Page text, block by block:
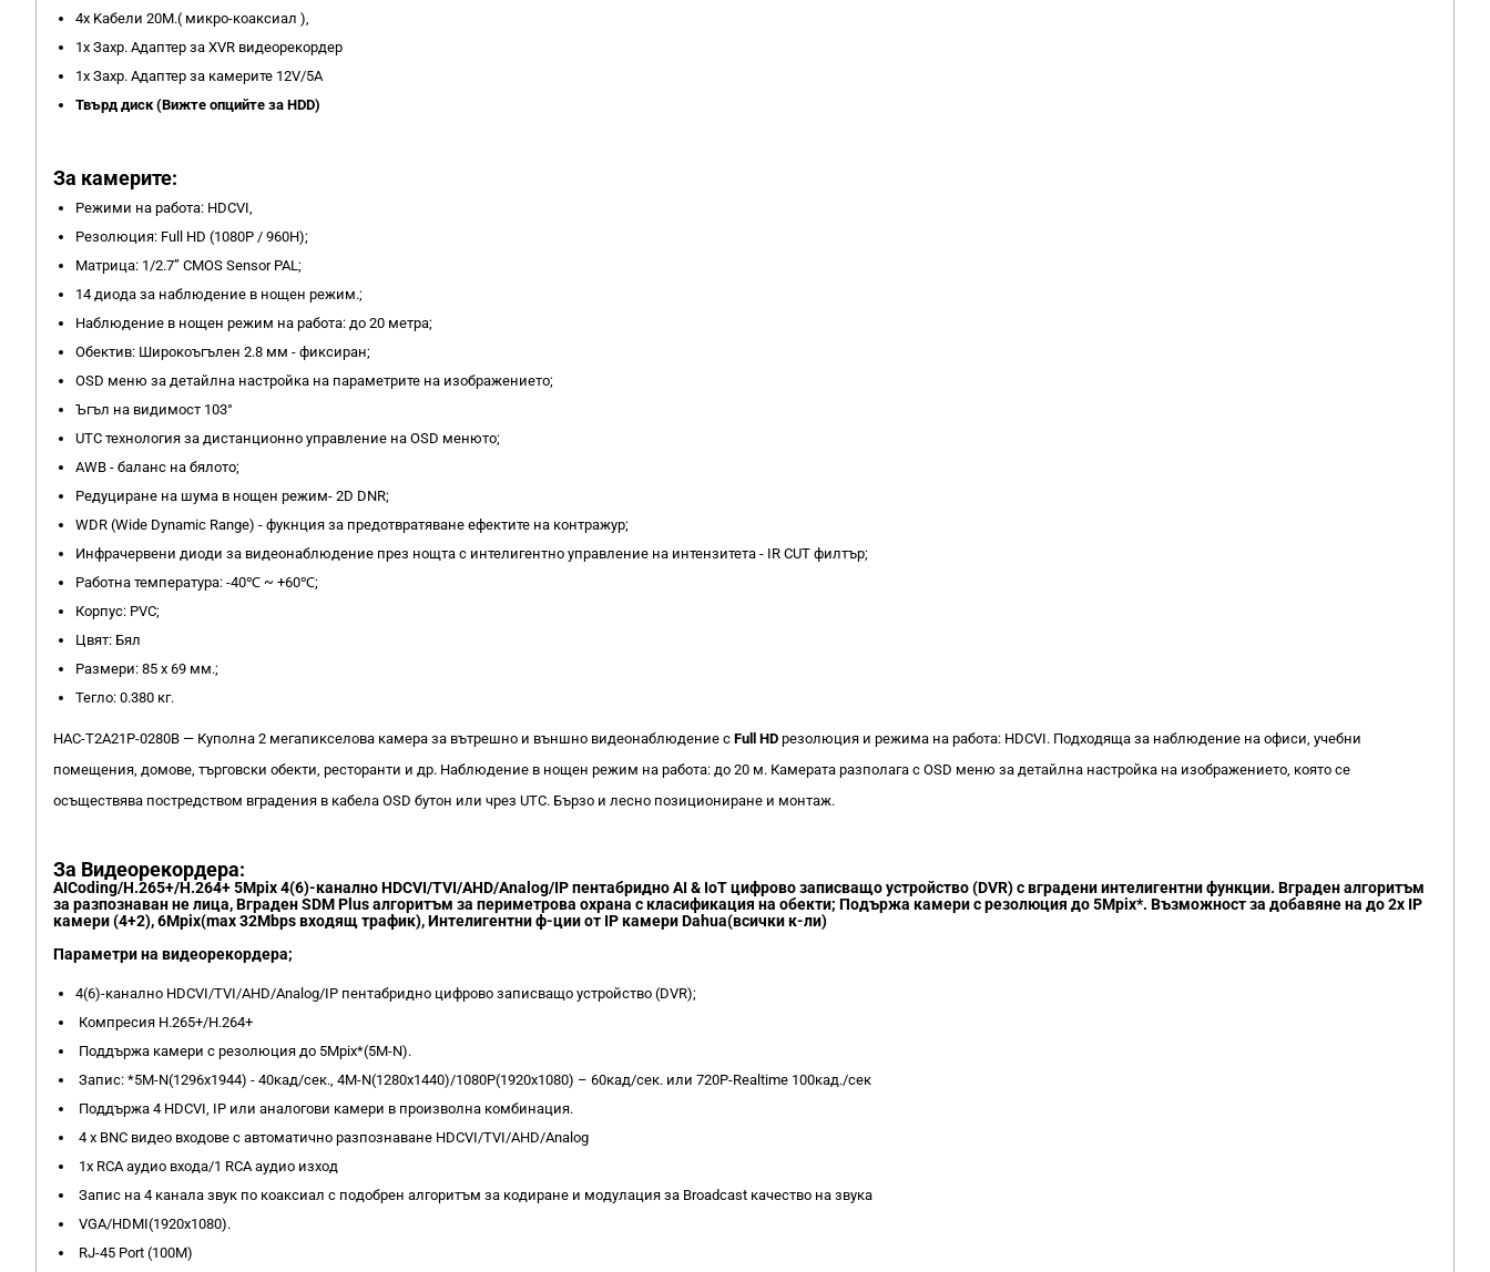
4x Kабели 20М.( микро-коаксиал ),
1x Захр. Адаптер за XVR видеорекордер
1х Захр. Адаптер за камерите 12V/5A
Твърд диск (Вижте опцийте за HDD)
За камерите:
Режими на работа: HDCVI,
Резолюция: Full HD (1080P / 960H);
Матрица: 1/2.7” CMOS Sensor PAL​;
14 диода за наблюдениe в нощен режим.;
Наблюдение в нощен режим на работа: до 20 метра;
Oбектив: Широкоъгълен 2.8 мм - фиксиран;
OSD меню за детайлна настройка на параметрите на изображението;
Ъгъл на видимост 103°
UTC технология за дистанционно управление на OSD менюто;
AWB - баланс на бялото;
Редуциране на шума в нощен режим- 2D DNR;
WDR (Wide Dynamic Range) - фукнция за предотвратяване ефектите на контражур;
Инфрачервени диоди за видеонаблюдение през нощта с интелигентно управление на интензитета - IR CUT филтър;
Работна температура: -40℃ ~ +60℃;
Корпус: PVC;
Цвят: Бял
Размери: 85 х 69 мм.;
Тегло: 0.380 кг.
HAC-T2A21P-0280B​ — Куполна 2 мегапикселова камера за вътрешно и външно видеонаблюдение с Full HD резолюция и режима на работа: HDCVI. Подходяща за наблюдение на офиси, учебни
помещения, домове, търговски обекти, ресторанти и др. Наблюдение в нощен режим на работа: до 20 м. Камерата разполага с OSD меню за детайлна настройка на изображението, която се
осъществява постредством вградения в кабела OSD бутон или чрез UTC. Бързо и лесно позициониране и монтаж.
За Видеорекордера:
AICoding/H.265+/H.264+ 5Mpix 4(6)-канално HDCVI/TVI/AHD/Analog/IP пентабридно AI & IoT цифрово записващо устройство (DVR) с вградени интелигентни функции. Вграден алгоритъм
за разпознаван не лица, Вграден SDM Plus алгоритъм за периметрова охрана с класификация на обекти; Подържа камери с резолюция до 5Mpix*. Възможност за добавяне на до 2x IP
камери (4+2), 6Mpix(max 32Mbps входящ трафик), Интелигентни ф-ции от IP камери Dahua(всички к-ли)
Параметри на видеорекордера;
4(6)-канално HDCVI/TVI/AHD/Analog/IP пентабридно цифрово записващо устройство (DVR);
Компресия H.265+/H.264+
Поддържа камери с резолюция до 5Mpix*(5M-N).
Запис: *5M-N(1296х1944) - 40кад/сек., 4M-N(1280x1440)/1080P(1920x1080) – 60кад/сек. или 720P-Realtime 100кад./сек
Поддържа 4 HDCVI, IP или аналогови камери в произволна комбинация.
4 x BNC видео входове с автоматично разпознаване HDCVI/TVI/AHD/Analog
1x RCA аудио входа/1 RCA аудио изход
Запис на 4 каналa звук по коаксиал с подобрен алгоритъм за кодиране и модулация за Broadcast качество на звука
VGA/HDMI(1920x1080).
RJ-45 Port (100M)